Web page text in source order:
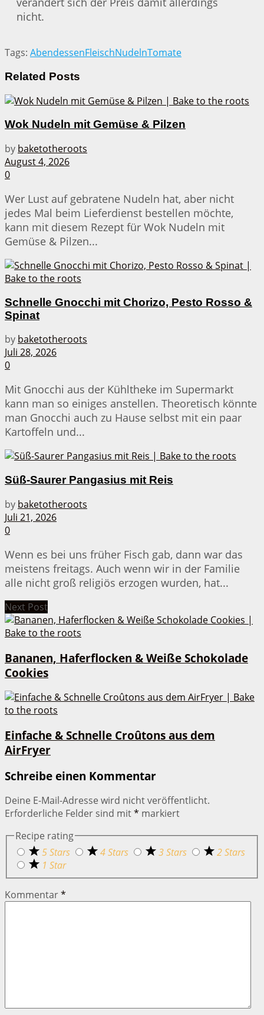
nicht.
Tags: AbendessenFleischNudelnTomate
Related Posts
Wok Nudeln mit Gemüse & Pilzen
by baketotheroots
August 4, 2026
0
Wer Lust auf gebratene Nudeln hat, aber nicht
jedes Mal beim Lieferdienst bestellen möchte,
kann mit diesem Rezept für Wok Nudeln mit
Gemüse & Pilzen...
Schnelle Gnocchi mit Chorizo, Pesto Rosso &
Spinat
by baketotheroots
Juli 28, 2026
0
Mit Gnocchi aus der Kühltheke im Supermarkt
kann man so einiges anstellen. Theoretisch könnte
man Gnocchi auch zu Hause selbst mit ein paar
Kartoffeln und...
Süß-Saurer Pangasius mit Reis
by baketotheroots
Juli 21, 2026
0
Wenn es bei uns früher Fisch gab, dann war das
meistens freitags. Auch wenn wir in der Familie
alle nicht groß religiös erzogen wurden, hat...
Next Post
Bananen, Haferflocken & Weiße Schokolade
Cookies
Einfache & Schnelle Croûtons aus dem
AirFryer
Schreibe einen Kommentar
Deine E-Mail-Adresse wird nicht veröffentlicht.
Erforderliche Felder sind mit* markiert
Recipe rating
5 Stars
4 Stars 3 Stars
2 Stars
1 Star
Kommentar*